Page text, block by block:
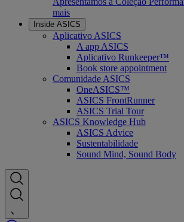
mais
Inside ASICS
Aplicativo ASICS
A app ASICS
Aplicativo Runkeeper™
Book store appointment
Comunidade ASICS
OneASICS™
ASICS FrontRunner
ASICS Trial Tour
ASICS Knowledge Hub
ASICS Advice
Sustentabilidade
Sound Mind, Sound Body